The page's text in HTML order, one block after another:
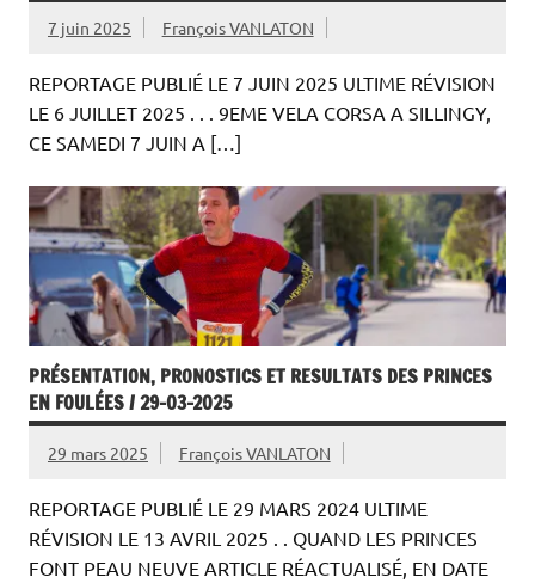
7 juin 2025 François VANLATON
REPORTAGE PUBLIÉ LE 7 JUIN 2025 ULTIME RÉVISION
LE 6 JUILLET 2025 . . . 9EME VELA CORSA A SILLINGY,
CE SAMEDI 7 JUIN A […]
PRÉSENTATION, PRONOSTICS ET RESULTATS DES PRINCES
EN FOULÉES / 29-03-2025
29 mars 2025 François VANLATON
REPORTAGE PUBLIÉ LE 29 MARS 2024 ULTIME
RÉVISION LE 13 AVRIL 2025 . . QUAND LES PRINCES
FONT PEAU NEUVE ARTICLE RÉACTUALISÉ, EN DATE